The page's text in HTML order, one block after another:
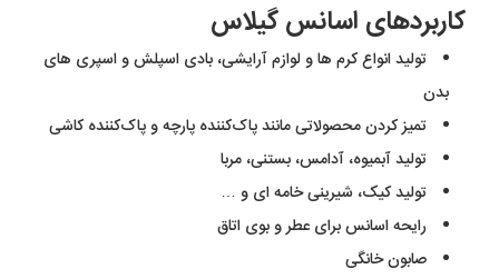
کاربردهای اسانس گیلاس
تولید انواع کرم ها و لوازم آرایشی، بادی اسپلش و اسپری های
بدن
تمیز کردن محصولاتی مانند پاک‌کننده پارچه و پاک‌کننده کاشی
تولید آبمیوه، آدامس، بستنی، مربا
تولید کیک، شیرینی خامه ای و …
رایحه اسانس برای عطر و بوی اتاق
صابون خانگی